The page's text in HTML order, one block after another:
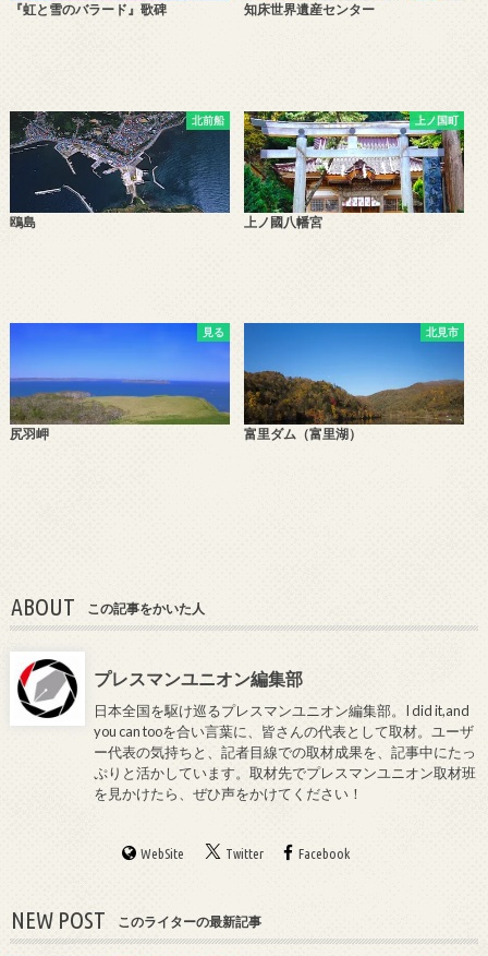
『虹と雪のバラード』歌碑 知床世界遺産センター
北前船
鴎島
上ノ国町
上ノ國八幡宮
見る
尻羽岬
北見市
富里ダム（富里湖）
ABOUT この記事をかいた人
プレスマンユニオン編集部
日本全国を駆け巡るプレスマンユニオン編集部。I did it,and
you can tooを合い言葉に、皆さんの代表として取材。ユーザ
ー代表の気持ちと、記者目線での取材成果を、記事中にたっ
ぷりと活かしています。取材先でプレスマンユニオン取材班
を見かけたら、ぜひ声をかけてください！
WebSite Twitter Facebook
NEW POST このライターの最新記事